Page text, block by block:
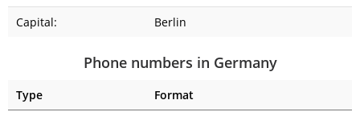
Capital:
Berlin
Phone numbers in Germany
Type
Format